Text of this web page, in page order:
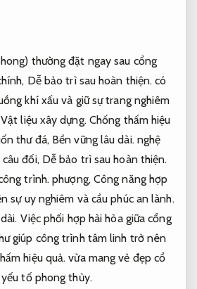
thường đặt ngay sau cổng
Dễ bảo trì sau hoàn thiện. có
khí xấu và giữ sự trang nghiêm
Vật liệu xây dựng. Chống thấm hiệu
thư đá, Bền vững lâu dài.nghệ
đối, Dễ bảo trì sau hoàn thiện.
trình. phượng, Công năng hợp
sự uy nghiêm và cầu phúc an lành.
Việc phối hợp hài hòa giữa cổng
giúp công trình tâm linh trở nên
hiệu quả. vừa mang vẻ đẹp cổ
tố phong thủy.